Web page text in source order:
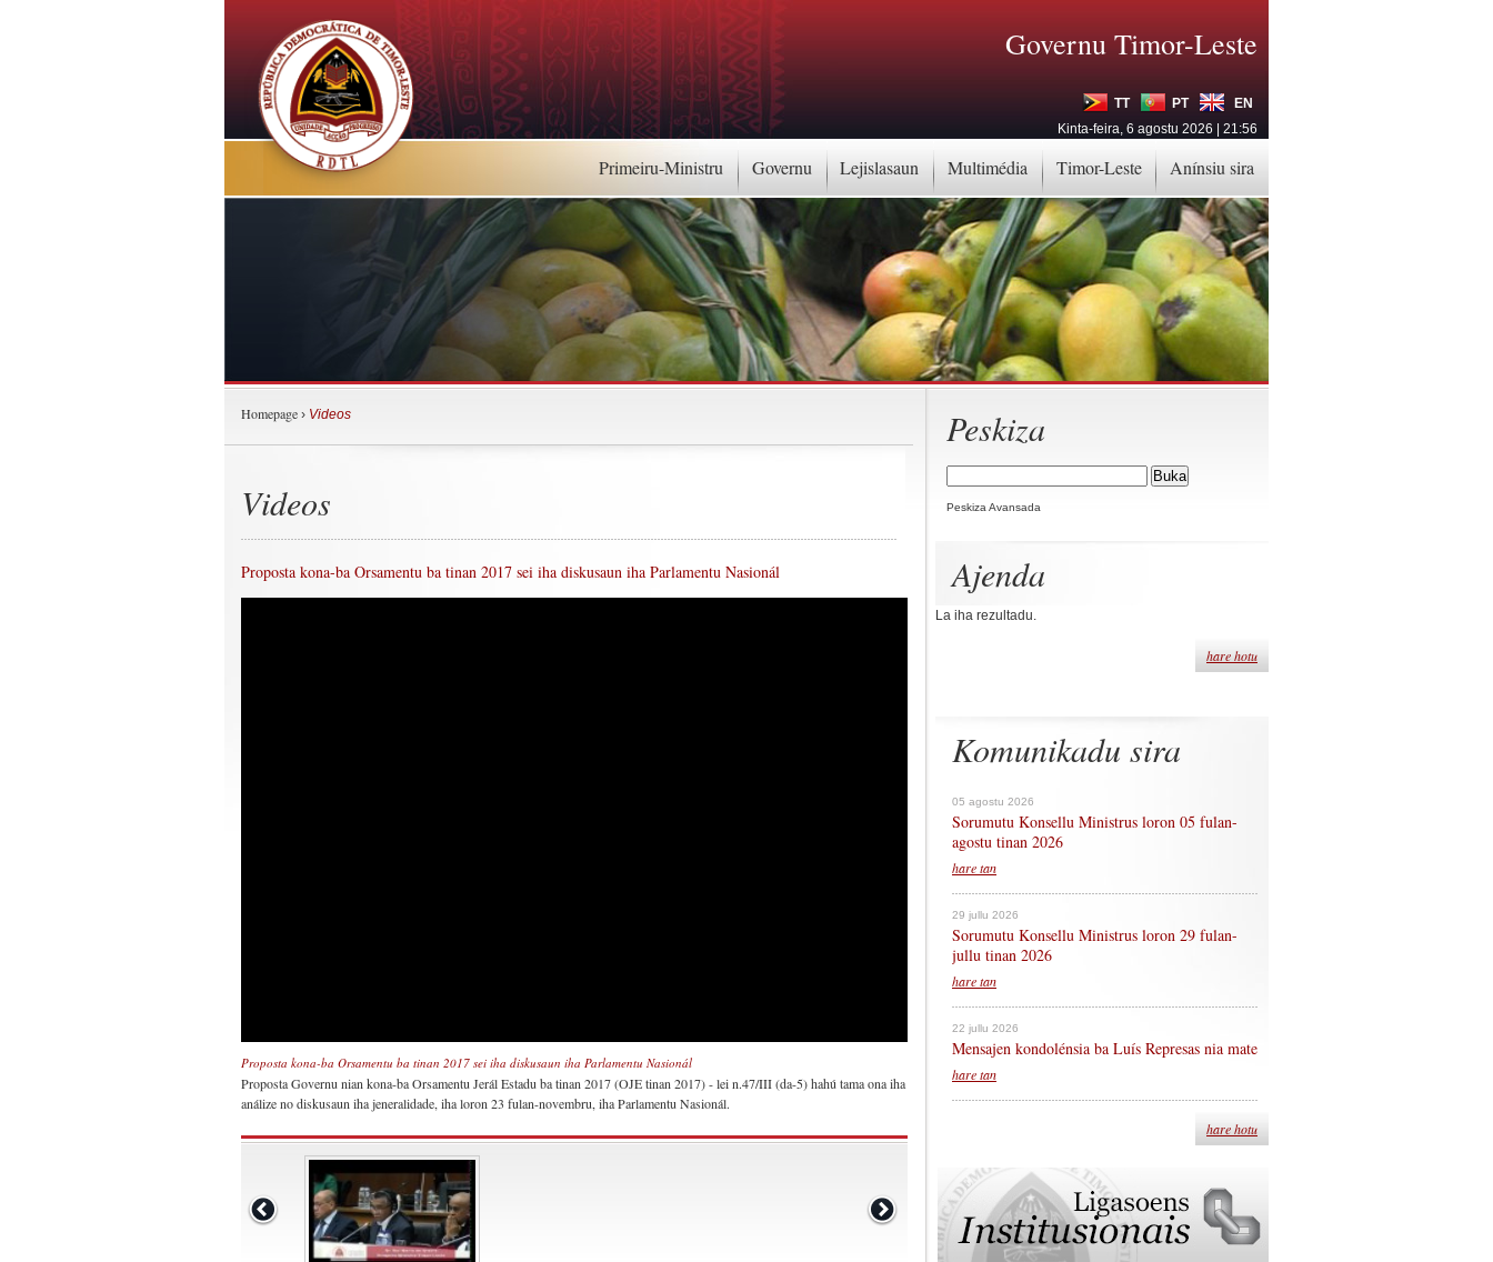
Primeiru-Ministru Governu Lejislasaun Multimédia Timor-Leste Anínsiu sira
Governu Timor-Leste
TT PT
EN
Kinta-feira, 6 agostu 2026 | 21:56
Peskiza
Peskiza Avansada
Ajenda
La iha rezultadu.
hare hotu
Komunikadu sira
05 agostu 2026
Sorumutu Konsellu Ministrus loron 05 fulan-
agostu tinan 2026
hare tan
29 jullu 2026
Sorumutu Konsellu Ministrus loron 29 fulan-
jullu tinan 2026
hare tan
22 jullu 2026
Mensajen kondolénsia ba Luís Represas nia mate
hare tan
hare hotu
Homepage › Videos
Videos
Proposta kona-ba Orsamentu ba tinan 2017 sei iha diskusaun iha Parlamentu Nasionál
Proposta kona-ba Orsamentu ba tinan 2017 sei iha diskusaun iha Parlamentu Nasionál
Proposta Governu nian kona-ba Orsamentu Jerál Estadu ba tinan 2017 (OJE tinan 2017) - lei n.47/III (da-5) hahú tama ona iha
análize no diskusaun iha jeneralidade, iha loron 23 fulan-novembru, iha Parlamentu Nasionál.